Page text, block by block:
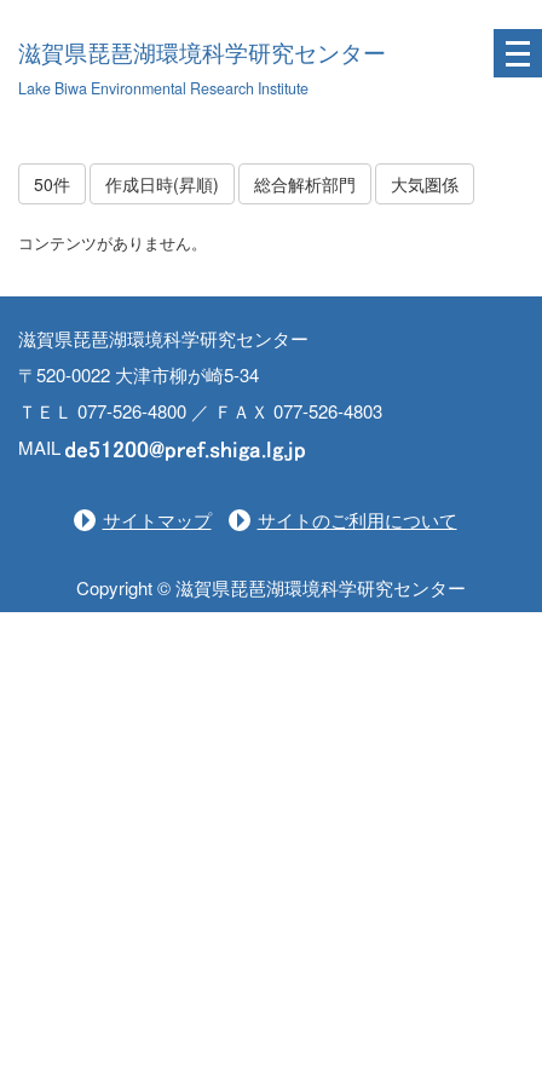
滋賀県琵琶湖環境科学研究センター
Lake Biwa Environmental Research Institute
50件 作成日時(昇順) 総合解析部門 大気圏係
コンテンツがありません。
滋賀県琵琶湖環境科学研究センター
〒520-0022 大津市柳が崎5-34
ＴＥＬ 077-526-4800 ／ ＦＡＸ 077-526-4803
MAIL
サイトマップ サイトのご利用について
Copyright © 滋賀県琵琶湖環境科学研究センター